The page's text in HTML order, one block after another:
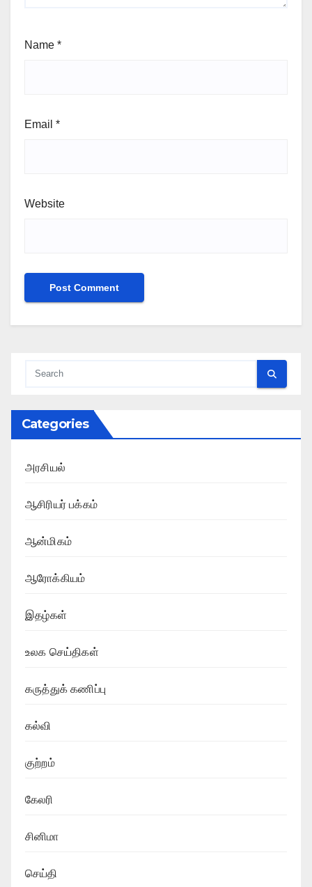
Name *
Email *
Website
Categories
அரசியல்
ஆசிரியர் பக்கம்
ஆன்மிகம்
ஆரோக்கியம்
இதழ்கள்
உலக செய்திகள்
கருத்துக் கணிப்பு
கல்வி
குற்றம்
கேலரி
சினிமா
செய்தி